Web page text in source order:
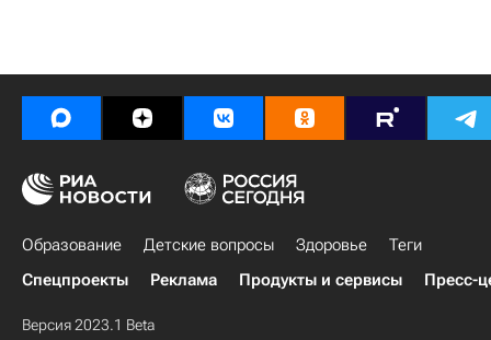
Образование Детские вопросы Здоровье
Теги
Спецпроекты
Реклама Продукты и сервисы Пресс-
Версия 2023.1 Beta